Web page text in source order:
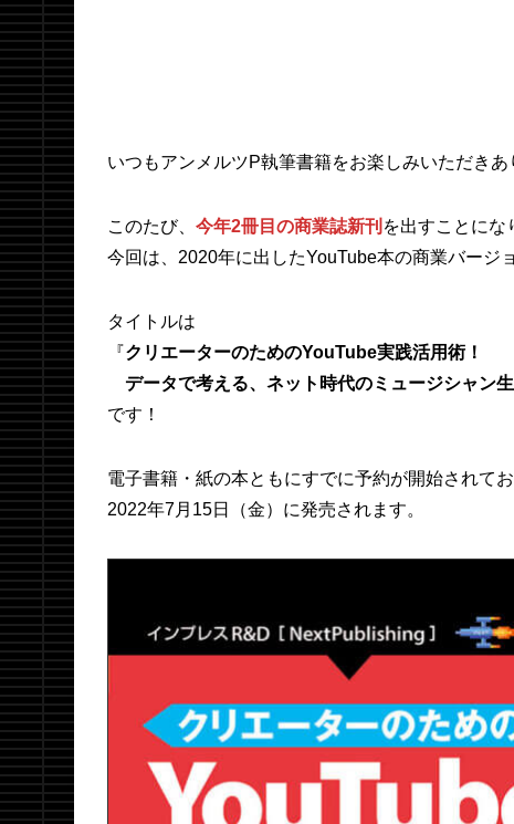
いつもアンメルツP執筆書籍をお楽しみいただきあ
このたび、 今年2冊目の商業誌新刊 を出すことにな
今回は、2020年に出したYouTube本の商業バージ
タイトルは
『クリエーターのためのYouTube実践活用術！
データで考える、ネット時代のミュージシャン
です！
電子書籍・紙の本ともにすでに予約が開始されてお
2022年7月15日（金）に発売されます。